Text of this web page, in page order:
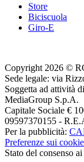
Store
Biciscuola
Giro-E
Copyright 2026 ©
Sede legale: via
Soggetta ad attività
MediaGroup S.p.A.
Capitale Sociale €
09597370155 -
Per la pubblicità:
Preferenze sui cookie
Stato del consenso